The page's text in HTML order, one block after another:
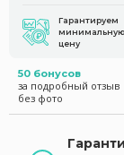
Гарантируем
минимальную
цену
50 бонусов
за подробный отзыв
без фото